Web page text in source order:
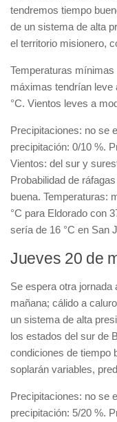
tendremos tiempo
de un sistema de alta
el territorio misionero,
Temperaturas mínimas
máximas tendrían leve
°C. Vientos leves a
Precipitaciones: no se
precipitación: 0/10 %.
Vientos: del sur y
Probabilidad de
buena. Temperaturas:
°C para Eldorado con
sería de 16 °C en San
Jueves 20 de
Se espera otra jornada
mañana; cálido a
un sistema de alta
los estados del sur de
condiciones de tiempo
soplarán variables,
Precipitaciones: no se
precipitación: 5/20 %.